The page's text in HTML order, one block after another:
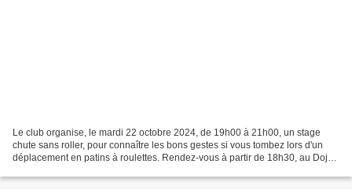
Le club organise, le mardi 22 octobre 2024, de 19h00 à 21h00, un stage
chute sans roller, pour connaître les bons gestes si vous tombez lors d'un
déplacement en patins à roulettes. Rendez-vous à partir de 18h30, au Dojo